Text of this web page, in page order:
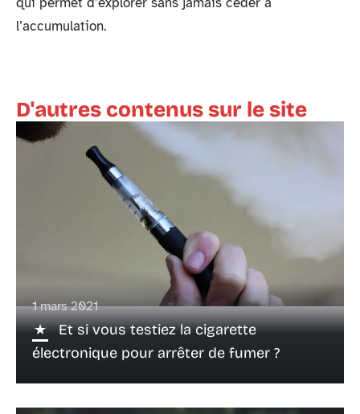
l’accumulation.
D'autres contenus sur le site
1 mars 2021
Et si vous testiez la cigarette
électronique pour arrêter de fumer ?